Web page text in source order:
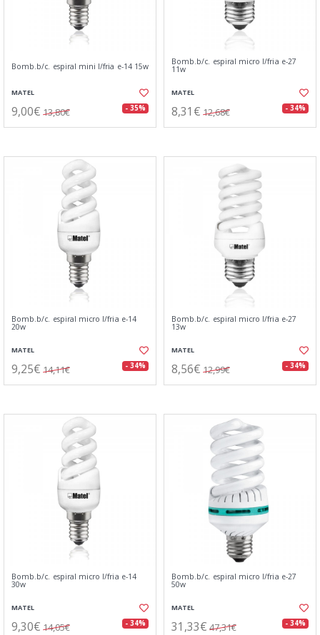
Bomb.b/c. espiral mini l/fria e-14 15w
MATEL
9,00€ 13,80€ - 35%
Bomb.b/c. espiral micro l/fria e-27
11w
MATEL
8,31€ 12,68€ - 34%
Bomb.b/c. espiral micro l/fria e-14
20w
MATEL
9,25€ 14,11€ - 34%
Bomb.b/c. espiral micro l/fria e-27
13w
MATEL
8,56€ 12,99€ - 34%
Bomb.b/c. espiral micro l/fria e-14
30w
MATEL
9,30€ 14,05€ - 34%
Bomb.b/c. espiral micro l/fria e-27
50w
MATEL
31,33€ 47,31€ - 34%